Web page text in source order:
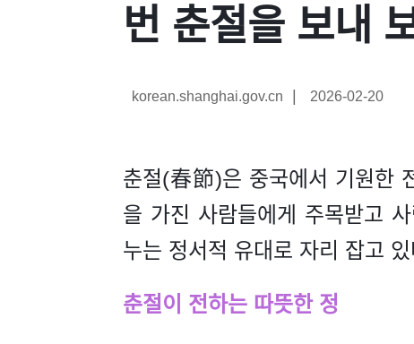
번 춘절을 보내
korean.shanghai.gov.cn | 2026-02-20
춘절(春節)은 중국에서 기원한
을 가진 사람들에게 주목받고
누는 정서적 유대로 자리 잡고 있
춘절이 전하는 따뜻한 정